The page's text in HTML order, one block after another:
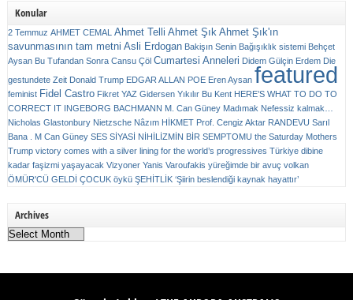
Konular
2 Temmuz AHMET CEMAL Ahmet Telli Ahmet Şık Ahmet Şık'ın
savunmasının tam metni Asli Erdogan Bakişın Senin Bağışıklık sistemi Behçet
Aysan Bu Tufandan Sonra Cansu Çöl Cumartesi Anneleri Didem Gülçin Erdem Die
gestundete Zeit Donald Trump EDGAR ALLAN POE Eren Aysan featured
feminist Fidel Castro Fikret YAZ Gidersen Yıkılır Bu Kent HERE’S WHAT TO DO TO
CORRECT IT INGEBORG BACHMANN M. Can Güney Madımak Nefessiz kalmak…
Nicholas Glastonbury Nietzsche Nâzım HİKMET Prof. Cengiz Aktar RANDEVU Sarıl
Bana . M Can Güney SES SİYASİ NİHİLİZMİN BİR SEMPTOMU the Saturday Mothers
Trump victory comes with a silver lining for the world’s progressives Türkiye dibine
kadar faşizmi yaşayacak Vizyoner Yanis Varoufakis yüreğimde bir avuç volkan
ÖMÜR'CÜ GELDİ ÇOCUK öykü ŞEHİTLİK ‘Şiirin beslendiği kaynak hayattır’
Archives
Archives